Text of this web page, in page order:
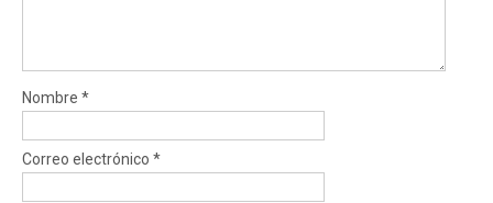
Nombre *
Correo electrónico *